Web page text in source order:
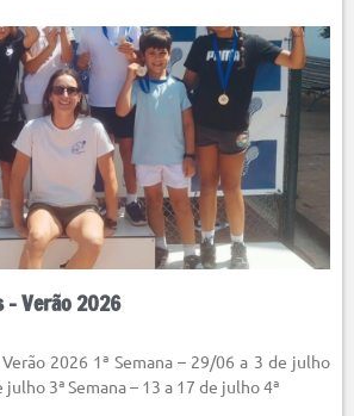
Verão 2026
2026 1ª Semana – 29/06 a 3 de julho
julho 3ª Semana – 13 a 17 de julho 4ª